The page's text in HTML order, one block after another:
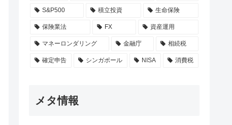
S&P500 積立投資 生命保険
保険業法 FX 資産運用
マネーロンダリング 金融庁 相続税
確定申告 シンガポール NISA 消費税
メタ情報